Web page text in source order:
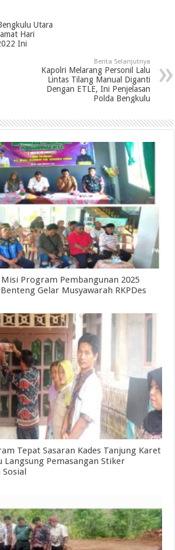
Utara
Hari
Ini
Berita Selanjutnya
Kapolri Melarang Personil Lalu
Lintas Tilang Manual Diganti
Dengan ETLE, Ini Penjelasan
Polda Bengkulu
Program Pembangunan 2025
Gelar Musyawarah RKPDes
Tepat Sasaran Kades Tanjung Karet
Langsung Pemasangan Stiker